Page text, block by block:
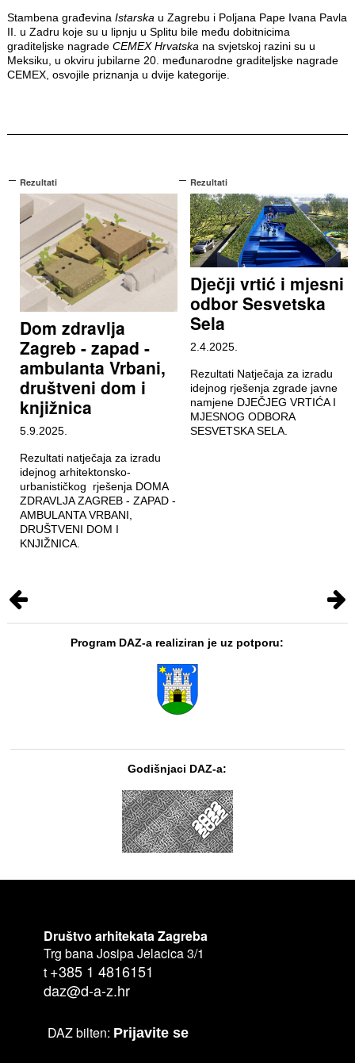
Stambena građevina Istarskau Zagrebu i Poljana Pape Ivana Pavla
II. u Zadru koje su u lipnju u Splitu bile među dobitnicima
graditeljske nagrade CEMEX Hrvatskana svjetskoj razini su u
Meksiku, u okviru jubilarne 20. međunarodne graditeljske nagrade
CEMEX, osvojile priznanja u dvije kategorije.
Rezultati
Dom zdravlja
Zagreb - zapad -
ambulanta Vrbani,
društveni dom i
knjižnica
5.9.2025.
Rezultati natječaja za izradu
idejnog arhitektonsko-
urbanističkog rješenja DOMA
ZDRAVLJA ZAGREB - ZAPAD -
AMBULANTA VRBANI,
DRUŠTVENI DOM I
KNJIŽNICA.
Rezultati
Dječji vrtić i mjesni
odbor Sesvetska
Sela
2.4.2025.
Rezultati Natječaja za izradu
idejnog rješenja zgrade javne
namjene DJEČJEG VRTIĆA I
MJESNOG ODBORA
SESVETSKA SELA.
Program DAZ-a realiziran je uz potporu:
Godišnjaci DAZ-a:
Društvo arhitekata Zagreba
Trg bana Josipa Jelacica 3/1
t +385 1 4816151
daz@d-a-z.hr
DAZ bilten: Prijavite se